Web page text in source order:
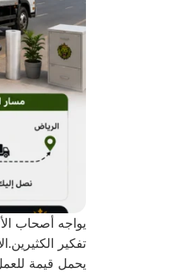
يواجه أصحاب
تفكير
يحمل قيمة